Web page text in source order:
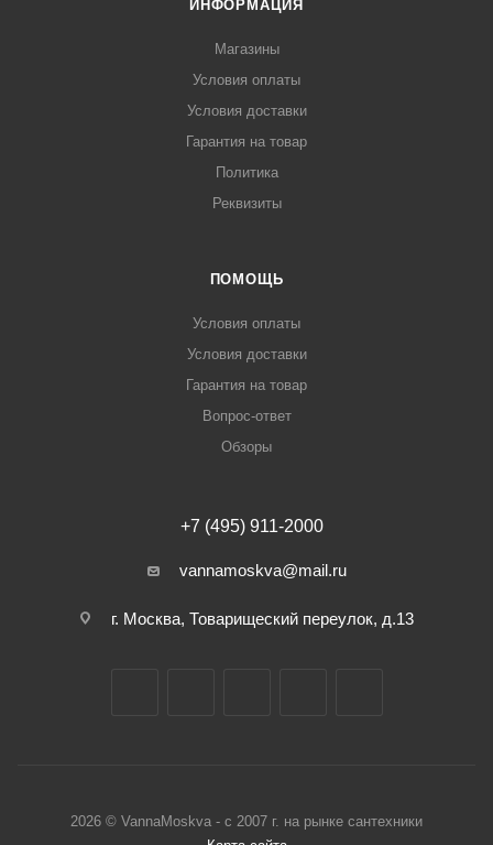
ИНФОРМАЦИЯ
Магазины
Условия оплаты
Условия доставки
Гарантия на товар
Политика
Реквизиты
ПОМОЩЬ
Условия оплаты
Условия доставки
Гарантия на товар
Вопрос-ответ
Обзоры
+7 (495) 911-2000
vannamoskva@mail.ru
г. Москва, Товарищеский переулок, д.13
2026 © VannaMoskva - с 2007 г. на рынке сантехники